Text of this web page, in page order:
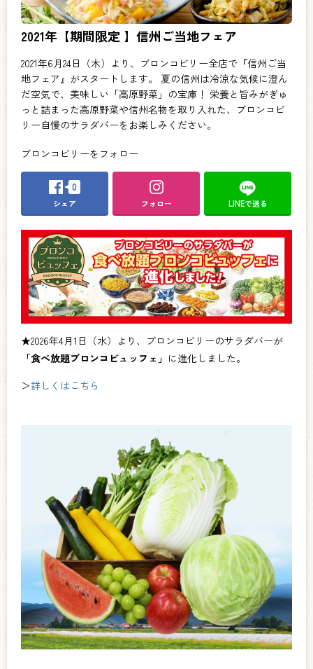
2021年【期間限定 】信州ご当地フェア
2021年6月24日（木）より、ブロンコビリー全店で『信州ご当
地フェア』がスタートします。 夏の信州は冷涼な気候に澄ん
だ空気で、美味しい「高原野菜」の宝庫！ 栄養と旨みがぎゅ
っと詰まった高原野菜や信州名物を取り入れた、ブロンコビ
リー自慢のサラダバーをお楽しみください。
ブロンコビリーをフォロー
0
シェア フォロー LINEで送る
★2026年4月1日（水）より、ブロンコビリーのサラダバーが
「食べ放題ブロンコビュッフェ」 に進化しました。
＞詳しくはこちら